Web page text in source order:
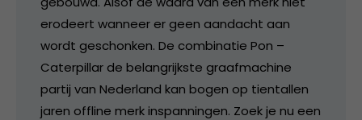
erodeert wanneer er geen aandacht aan
wordt geschonken. De combinatie Pon –
Caterpillar de belangrijkste graafmachine
partij van Nederland kan bogen op tientallen
jaren offline merk inspanningen. Zoek je nu een